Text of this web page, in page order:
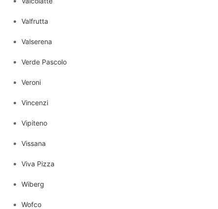
Valfrutta
Valserena
Verde Pascolo
Veroni
Vincenzi
Vipiteno
Vissana
Viva Pizza
Wiberg
Wofco